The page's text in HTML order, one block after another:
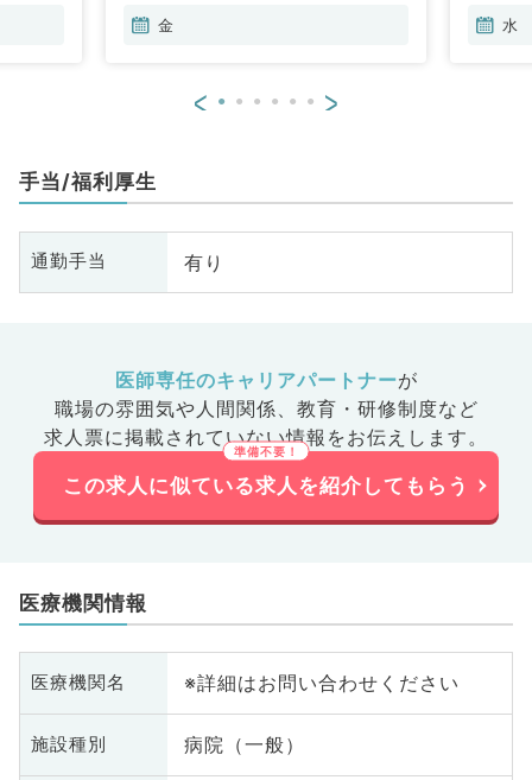
金 水
< >
手当/福利厚生
通勤手当 有り
医師専任のキャリアパートナーが
職場の雰囲気や人間関係、 教育・研修制度など
求人票に掲載されていない情報をお伝えします。
この求人に似ている求人を紹介してもらう
医療機関情報
医療機関名 ※詳細はお問い合わせください
施設種別 病院（一般）